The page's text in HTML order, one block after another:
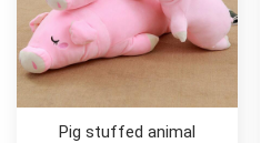
Pig stuffed animal